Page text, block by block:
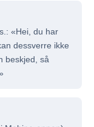
«Hei, du har
dessverre ikke
beskjed, så